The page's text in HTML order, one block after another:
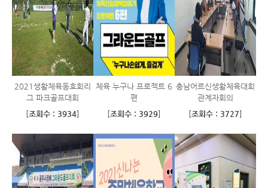
2021생활체육동호회리
그 파크골프대회
[조회수 : 3934]
체육 누구나 프로젝트 6
편
[조회수 : 3929]
충남어르신생활체육대회
관계자회의
[조회수 : 3727]